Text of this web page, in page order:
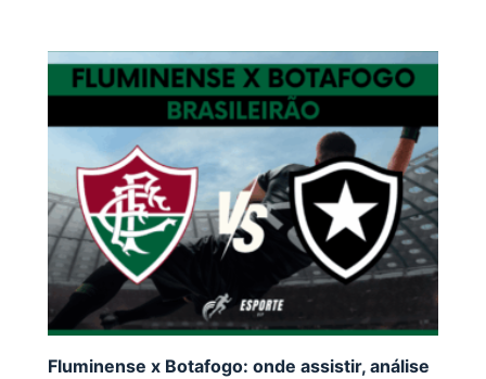
Fluminense x Botafogo: onde assistir, análise